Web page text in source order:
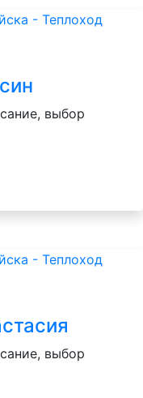
выбор
выбор